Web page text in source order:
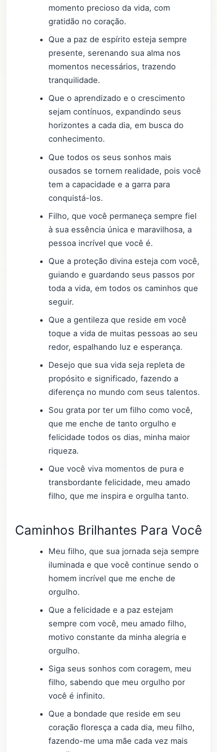
momento precioso da vida, com
gratidão no coração.
Que a paz de espírito esteja sempre
presente, serenando sua alma nos
momentos necessários, trazendo
tranquilidade.
Que o aprendizado e o crescimento
sejam contínuos, expandindo seus
horizontes a cada dia, em busca do
conhecimento.
Que todos os seus sonhos mais
ousados se tornem realidade, pois você
tem a capacidade e a garra para
conquistá-los.
Filho, que você permaneça sempre fiel
à sua essência única e maravilhosa, a
pessoa incrível que você é.
Que a proteção divina esteja com você,
guiando e guardando seus passos por
toda a vida, em todos os caminhos que
seguir.
Que a gentileza que reside em você
toque a vida de muitas pessoas ao seu
redor, espalhando luz e esperança.
Desejo que sua vida seja repleta de
propósito e significado, fazendo a
diferença no mundo com seus talentos.
Sou grata por ter um filho como você,
que me enche de tanto orgulho e
felicidade todos os dias, minha maior
riqueza.
Que você viva momentos de pura e
transbordante felicidade, meu amado
filho, que me inspira e orgulha tanto.
Caminhos Brilhantes Para Você
Meu filho, que sua jornada seja sempre
iluminada e que você continue sendo o
homem incrível que me enche de
orgulho.
Que a felicidade e a paz estejam
sempre com você, meu amado filho,
motivo constante da minha alegria e
orgulho.
Siga seus sonhos com coragem, meu
filho, sabendo que meu orgulho por
você é infinito.
Que a bondade que reside em seu
coração floresça a cada dia, meu filho,
fazendo-me uma mãe cada vez mais